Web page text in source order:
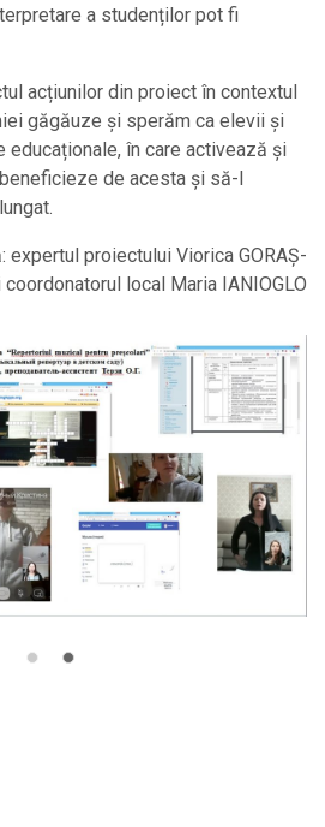
a studenților pot fi
acțiunilor din proiect în contextul
găgăuze și sperăm ca elevii și
în care activează și
de acesta și să-l
expertul proiectului Viorica GORAȘ-
coordonatorul local Maria IANIOGLO